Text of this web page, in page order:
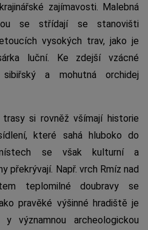
zajímavosti. Malebná
se střídají se stanovišti
vysokých trav, jako je
luční. Ke zdejší vzácné
a mohutná orchidej
si rovněž všímají historie
které sahá hluboko do
se však kulturní a
překrývají. Např. vrch Rmíz nad
teplomilné doubravy se
pravěké výšinné hradiště je
významnou archeologickou